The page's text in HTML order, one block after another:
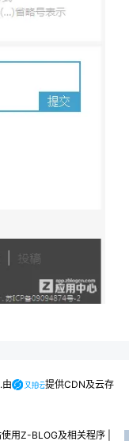
提供CDN及云存
用Z-BLOG及相关程序 |